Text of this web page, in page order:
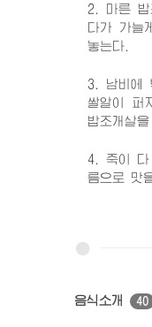
2. 마른 밥
다가 가
놓는다.
3. 남비에
쌀알이 퍼
밥조개살
4. 죽이 다
름으로 맛
음식소개 40